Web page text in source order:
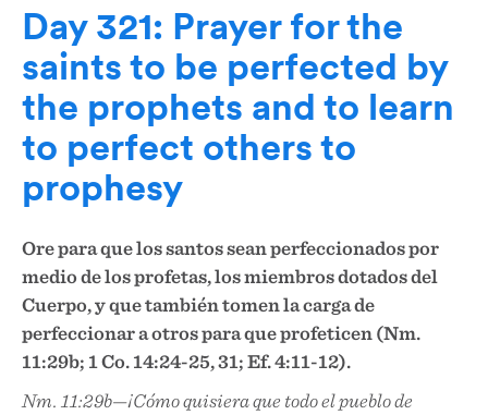
Day 321: Prayer for the
saints to be perfected by
the prophets and to learn
to perfect others to
prophesy
Ore para que los santos sean perfeccionados por
medio de los profetas, los miembros dotados del
Cuerpo, y que también tomen la carga de
perfeccionar a otros para que profeticen (Nm.
11:29b; 1 Co. 14:24-25, 31; Ef. 4:11-12).
Nm. 11:29b—¡Cómo quisiera que todo el pueblo de